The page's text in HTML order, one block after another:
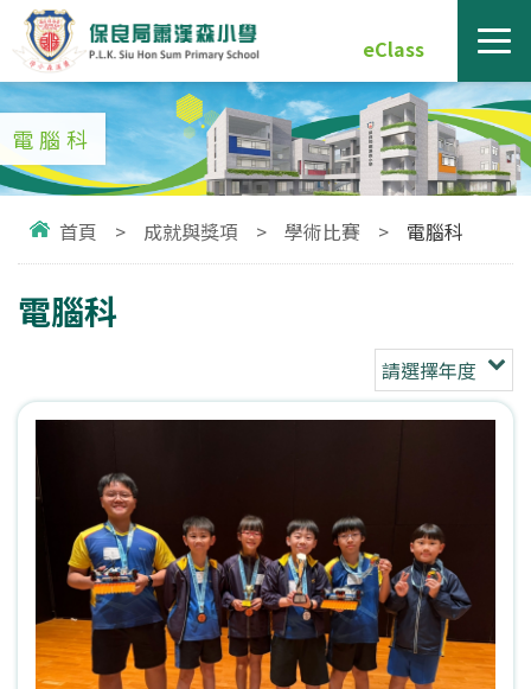
eClass
電腦科
首頁 > 成就與獎項 > 學術比賽 > 電腦科
電腦科
請選擇年度